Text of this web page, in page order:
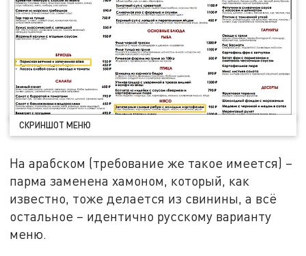
СКРИНШОТ МЕНЮ
На арабском (требование же такое имеется) –
парма заменена хамоном, который, как
известно, тоже делается из свинины, а всё
остальное – идентично русскому варианту
меню.